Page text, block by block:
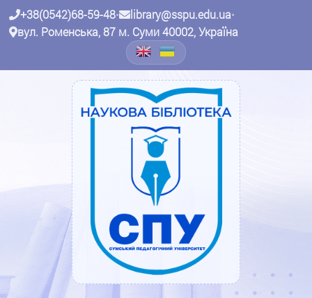
+38(0542)68-59-48• library@sspu.edu.ua•
вул. Роменська, 87 м. Суми 40002, Україна